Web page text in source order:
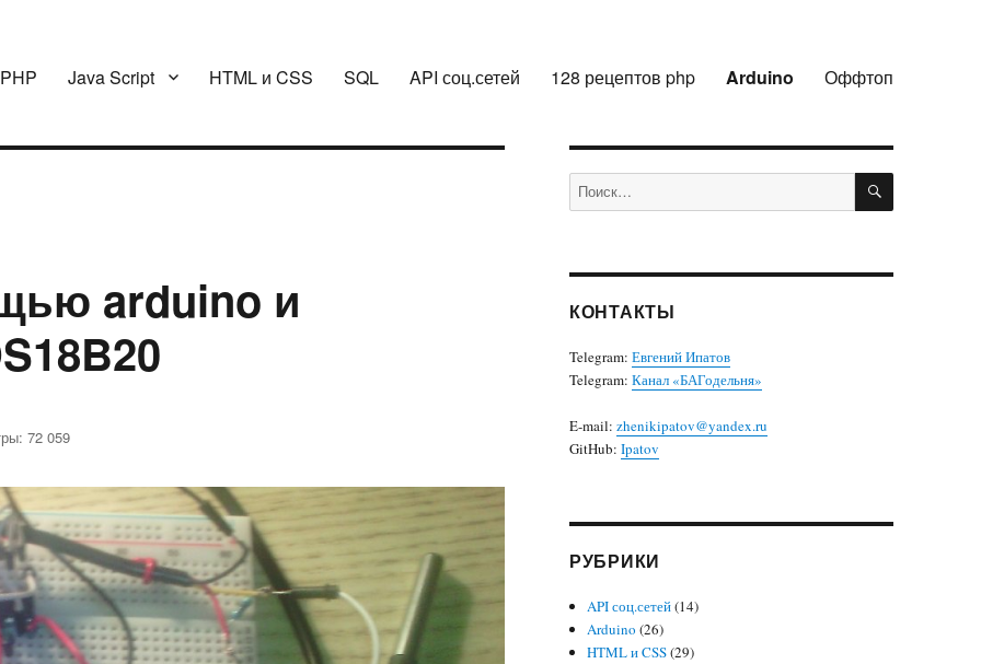
PHP Java Script HTML и CSS SQL API соц.сетей 128 рецептов php Arduino Оффтоп
arduino и
72 059
Искать: ПОИСК
КОНТАКТЫ
Telegram: Евгений Ипатов
Telegram: Канал «БАГодельня»
E-mail: zhenikipatov@yandex.ru
GitHub: Ipatov
РУБРИКИ
API соц.сетей(14)
Arduino (26)
HTML и CSS(29)